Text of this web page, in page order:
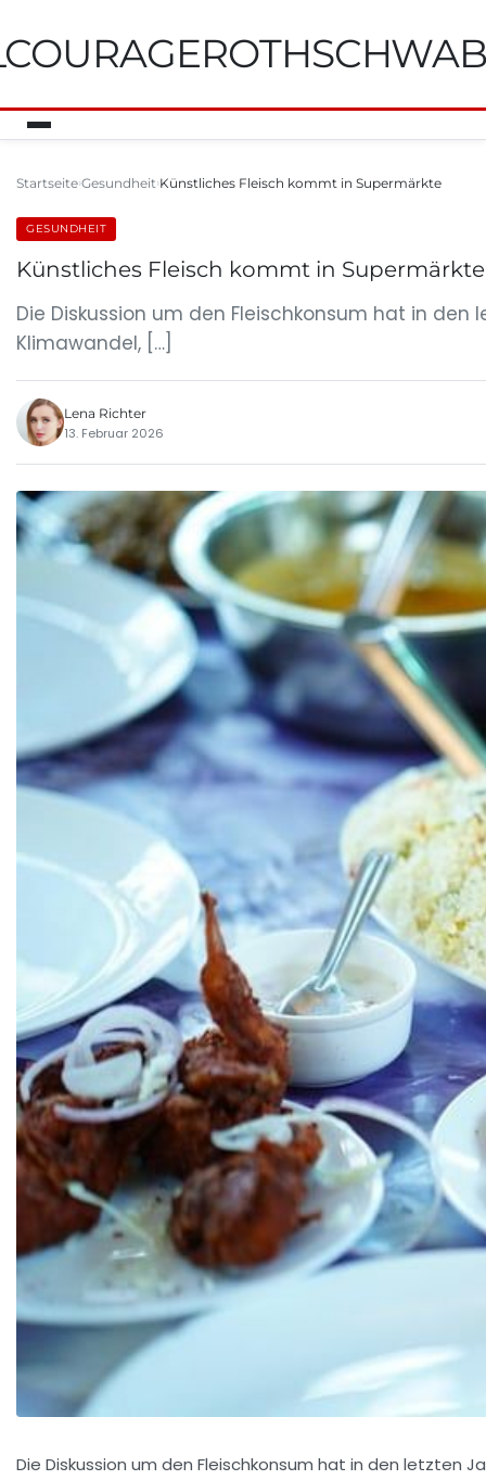
Startseite Gesundheit Künstliches Fleisch kommt in Supermärkte
GESUNDHEIT
Künstliches Fleisch kommt in Supermärkte
Die Diskussion um den Fleischkonsum hat in
Klimawandel, […]
Lena Richter
13. Februar 2026
Die Diskussion um den Fleischkonsum hat in den letzten